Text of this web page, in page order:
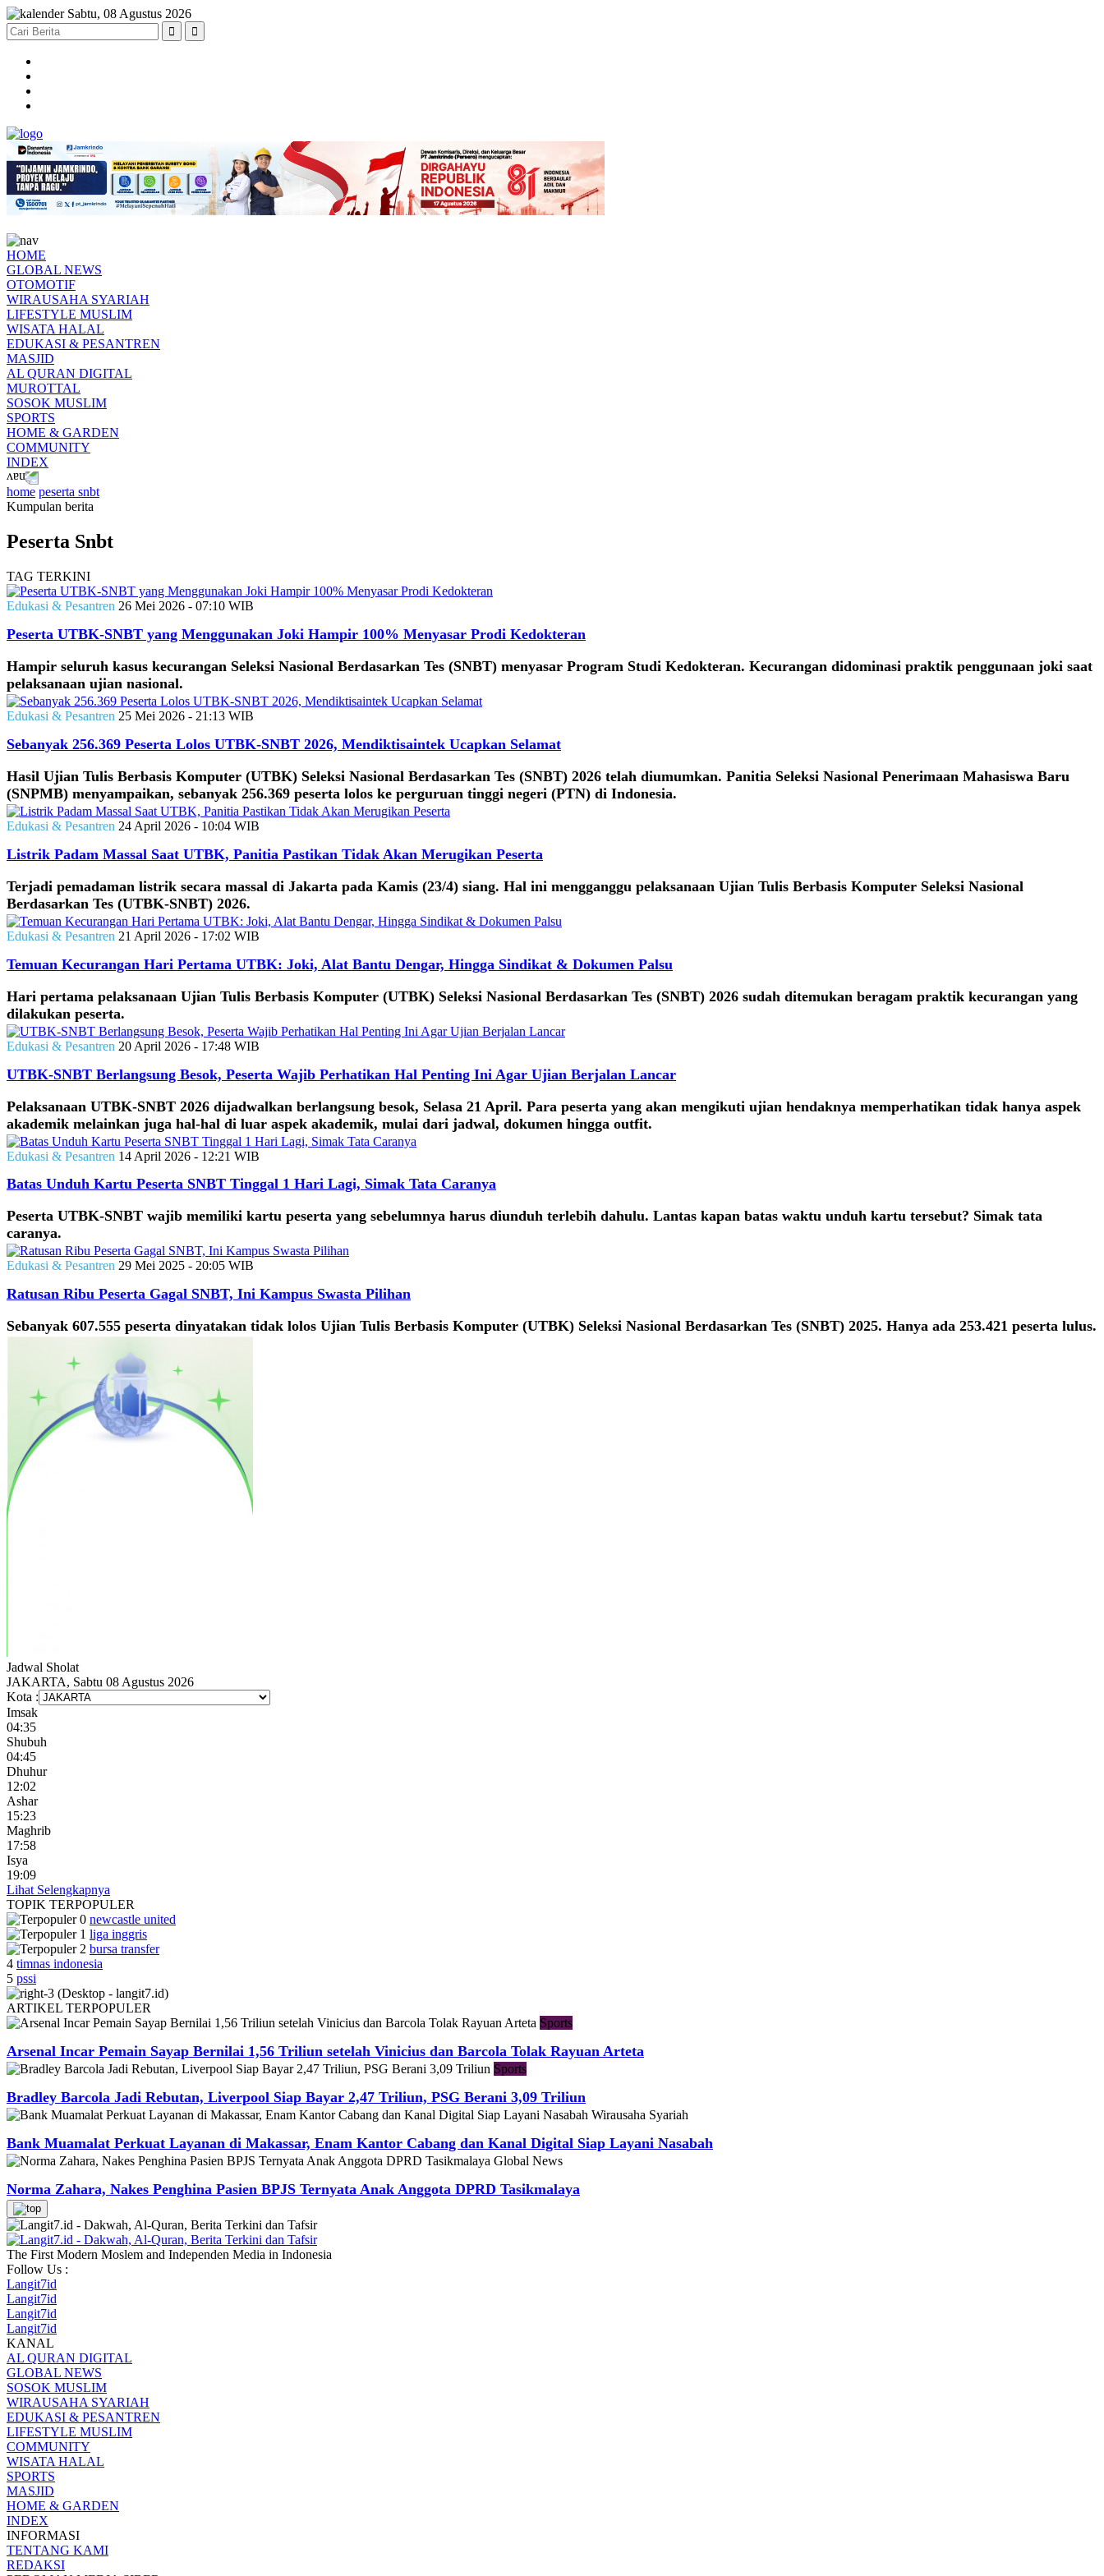
Sabtu, 08 Agustus 2026
HOME
GLOBAL NEWS
OTOMOTIF
WIRAUSAHA SYARIAH
LIFESTYLE MUSLIM
WISATA HALAL
EDUKASI & PESANTREN
MASJID
AL QURAN DIGITAL
MUROTTAL
SOSOK MUSLIM
SPORTS
HOME & GARDEN
COMMUNITY
INDEX
home peserta snbt
Kumpulan berita
Peserta Snbt
TAG TERKINI
Edukasi & Pesantren 26 Mei 2026 - 07:10 WIB
Peserta UTBK-SNBT yang Menggunakan Joki Hampir 100% Menyasar Prodi Kedokteran
Hampir seluruh kasus kecurangan Seleksi Nasional Berdasarkan Tes (SNBT) menyasar Program Studi Kedokteran. Kecurangan didominasi praktik penggunaan joki saat
pelaksanaan ujian nasional.
Edukasi & Pesantren 25 Mei 2026 - 21:13 WIB
Sebanyak 256.369 Peserta Lolos UTBK-SNBT 2026, Mendiktisaintek Ucapkan Selamat
Hasil Ujian Tulis Berbasis Komputer (UTBK) Seleksi Nasional Berdasarkan Tes (SNBT) 2026 telah diumumkan. Panitia Seleksi Nasional Penerimaan Mahasiswa Baru
(SNPMB) menyampaikan, sebanyak 256.369 peserta lolos ke perguruan tinggi negeri (PTN) di Indonesia.
Edukasi & Pesantren 24 April 2026 - 10:04 WIB
Listrik Padam Massal Saat UTBK, Panitia Pastikan Tidak Akan Merugikan Peserta
Terjadi pemadaman listrik secara massal di Jakarta pada Kamis (23/4) siang. Hal ini mengganggu pelaksanaan Ujian Tulis Berbasis Komputer Seleksi Nasional
Berdasarkan Tes (UTBK-SNBT) 2026.
Edukasi & Pesantren 21 April 2026 - 17:02 WIB
Temuan Kecurangan Hari Pertama UTBK: Joki, Alat Bantu Dengar, Hingga Sindikat & Dokumen Palsu
Hari pertama pelaksanaan Ujian Tulis Berbasis Komputer (UTBK) Seleksi Nasional Berdasarkan Tes (SNBT) 2026 sudah ditemukan beragam praktik kecurangan yang
dilakukan peserta.
Edukasi & Pesantren 20 April 2026 - 17:48 WIB
UTBK-SNBT Berlangsung Besok, Peserta Wajib Perhatikan Hal Penting Ini Agar Ujian Berjalan Lancar
Pelaksanaan UTBK-SNBT 2026 dijadwalkan berlangsung besok, Selasa 21 April. Para peserta yang akan mengikuti ujian hendaknya memperhatikan tidak hanya aspek
akademik melainkan juga hal-hal di luar aspek akademik, mulai dari jadwal, dokumen hingga outfit.
Edukasi & Pesantren 14 April 2026 - 12:21 WIB
Batas Unduh Kartu Peserta SNBT Tinggal 1 Hari Lagi, Simak Tata Caranya
Peserta UTBK-SNBT wajib memiliki kartu peserta yang sebelumnya harus diunduh terlebih dahulu. Lantas kapan batas waktu unduh kartu tersebut? Simak tata
caranya.
Edukasi & Pesantren 29 Mei 2025 - 20:05 WIB
Ratusan Ribu Peserta Gagal SNBT, Ini Kampus Swasta Pilihan
Sebanyak 607.555 peserta dinyatakan tidak lolos Ujian Tulis Berbasis Komputer (UTBK) Seleksi Nasional Berdasarkan Tes (SNBT) 2025. Hanya ada 253.421 peserta lulus.
Jadwal Sholat
JAKARTA, Sabtu 08 Agustus 2026
Kota :
Imsak
04:35
Shubuh
04:45
Dhuhur
12:02
Ashar
15:23
Maghrib
17:58
Isya
19:09
Lihat Selengkapnya
TOPIK TERPOPULER
newcastle united
liga inggris
bursa transfer
4 timnas indonesia
5 pssi
ARTIKEL TERPOPULER
Sports
Arsenal Incar Pemain Sayap Bernilai 1,56 Triliun setelah Vinicius dan Barcola Tolak Rayuan Arteta
Sports
Bradley Barcola Jadi Rebutan, Liverpool Siap Bayar 2,47 Triliun, PSG Berani 3,09 Triliun
Wirausaha Syariah
Bank Muamalat Perkuat Layanan di Makassar, Enam Kantor Cabang dan Kanal Digital Siap Layani Nasabah
Global News
Norma Zahara, Nakes Penghina Pasien BPJS Ternyata Anak Anggota DPRD Tasikmalaya
The First Modern Moslem and Independen Media in Indonesia
Follow Us :
Langit7id
Langit7id
Langit7id
Langit7id
KANAL
AL QURAN DIGITAL
GLOBAL NEWS
SOSOK MUSLIM
WIRAUSAHA SYARIAH
EDUKASI & PESANTREN
LIFESTYLE MUSLIM
COMMUNITY
WISATA HALAL
SPORTS
MASJID
HOME & GARDEN
INDEX
INFORMASI
TENTANG KAMI
REDAKSI